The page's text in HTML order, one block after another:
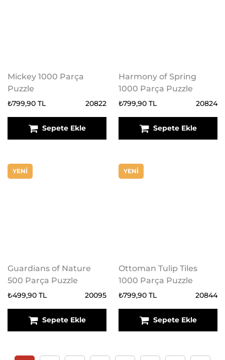
Mickey 1000 Parça
Puzzle
₺799,90 TL 20822
Sepete Ekle
Harmony of Spring
1000 Parça Puzzle
₺799,90 TL 20824
Sepete Ekle
YENİ
Guardians of Nature
500 Parça Puzzle
₺499,90 TL 20095
Sepete Ekle
YENİ
Ottoman Tulip Tiles
1000 Parça Puzzle
₺799,90 TL 20844
Sepete Ekle